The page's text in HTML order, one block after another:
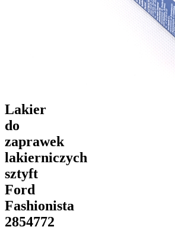
Lakier
do
zaprawek
lakierniczych
sztyft
Ford
Fashionista
2854772